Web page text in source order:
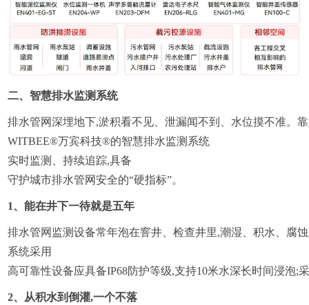
二、智慧排水监测系统
排水管网深埋地下,淤积看不见、泄漏闻不到、水位摸不准。
WITBEE®万宾科技®的智慧排水监测系统
实时监测、持续追踪,具备
守护城市排水管网安全的“硬指标”。
1、能在井下一待就是五年
排水管网监测设备常年泡在窨井、检查井里,潮湿、积水、腐
系统采用
高可靠性设备应具备IP68防护等级,支持10米水深长时间浸泡;
2、从积水到倒灌,一个不落